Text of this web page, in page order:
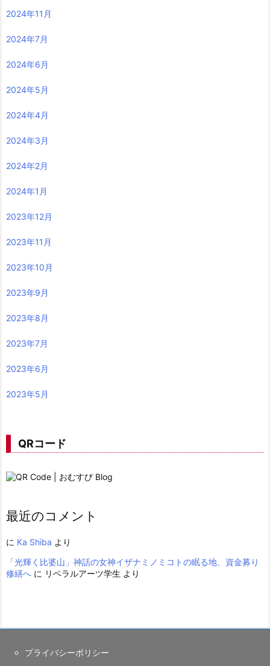
2024年11月
2024年7月
2024年6月
2024年5月
2024年4月
2024年3月
2024年2月
2024年1月
2023年12月
2023年11月
2023年10月
2023年9月
2023年8月
2023年7月
2023年6月
2023年5月
QRコード
最近のコメント
に Ka Shiba より
「光輝く比婆山」神話の女神イザナミノミコトの眠る地、資金募り
修繕へ に リベラルアーツ学生 より
プライバシーポリシー